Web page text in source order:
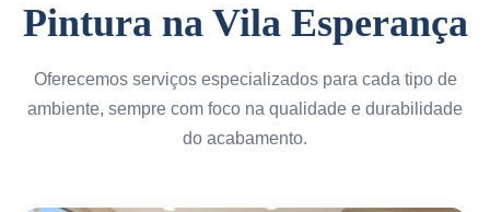
Pintura na Vila Esperança
Oferecemos serviços especializados para cada tipo de
ambiente, sempre com foco na qualidade e durabilidade
do acabamento.